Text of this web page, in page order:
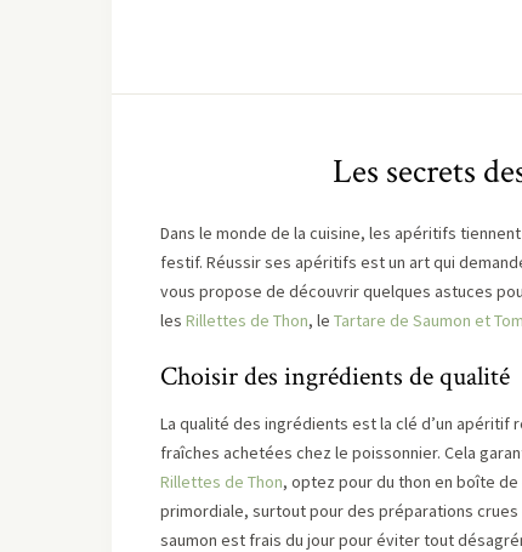
Les secrets
Dans le monde de la cuisine, les apéritifs
festif. Réussir ses apéritifs est un art qui
vous propose de découvrir quelques astuces
les Rillettes de Thon, le Tartare de Saumon et
Choisir des ingrédients de qualité
La qualité des ingrédients est la clé d’un apéritif
fraîches achetées chez le poissonnier. Cela
Rillettes de Thon, optez pour du thon en boîte
primordiale, surtout pour des préparations crues
saumon est frais du jour pour éviter tout